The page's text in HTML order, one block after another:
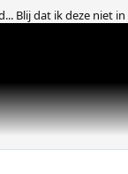
Blij dat ik deze niet